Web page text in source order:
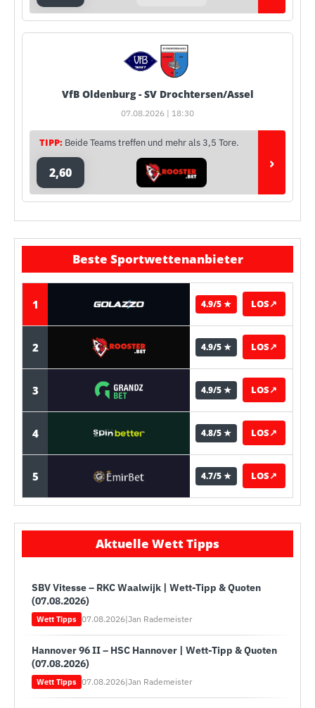
VfB Oldenburg - SV Drochtersen/Assel
07.08.2026 | 18:30
TIPP: Beide Teams treffen und mehr als 3,5 Tore.
2,60 ›
Beste Sportwettenanbieter
1 4.9/5 ★ LOS↗
2 4.9/5 ★ LOS↗
3 4.9/5 ★ LOS↗
4 4.8/5 ★ LOS↗
5 4.7/5 ★ LOS↗
Aktuelle Wett Tipps
SBV Vitesse – RKC Waalwijk | Wett-Tipp & Quoten
(07.08.2026)
Wett Tipps 07.08.2026|Jan Rademeister
Hannover 96 II – HSC Hannover | Wett-Tipp & Quoten
(07.08.2026)
Wett Tipps 07.08.2026|Jan Rademeister